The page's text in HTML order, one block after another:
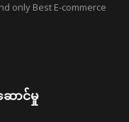
only Best E-commerce
ောင်မှု